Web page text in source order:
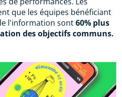
que les équipes bénéficiant
l'information sont60% plus
des objectifs communs.